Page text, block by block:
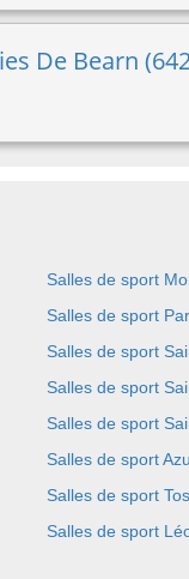
De Bearn
Salles de sport
Salles de sport
Salles de sport
Salles de sport
Salles de sport
Salles de sport
Salles de sport
Salles de sport